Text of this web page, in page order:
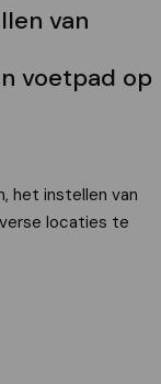
van
voetpad op
het instellen van
locaties te